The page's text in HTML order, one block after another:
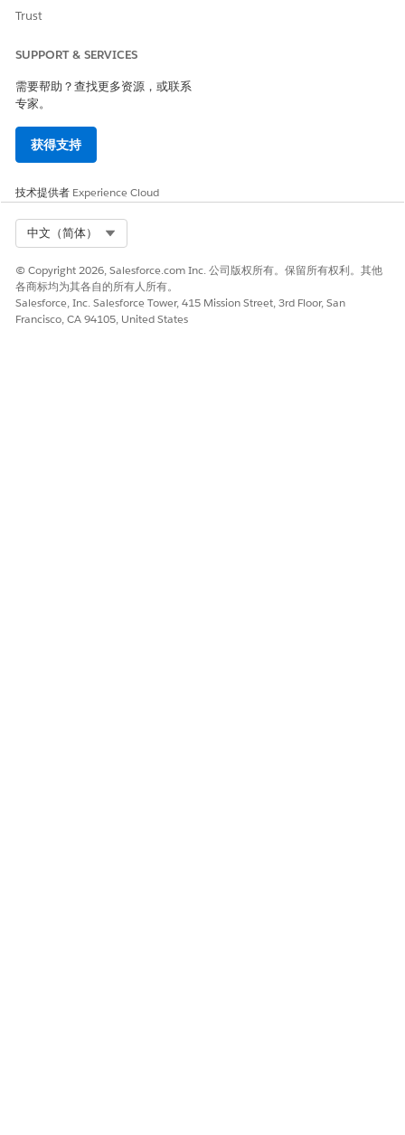
Trust
SUPPORT & SERVICES
需要帮助？查找更多资源，或联系
专家。
获得支持
技术提供者 Experience Cloud
中文（简体）
© Copyright 2026, Salesforce.com Inc. 公司版权所有。保留所有权利。其他
各商标均为其各自的所有人所有。
Salesforce, Inc. Salesforce Tower, 415 Mission Street, 3rd Floor, San
Francisco, CA 94105, United States